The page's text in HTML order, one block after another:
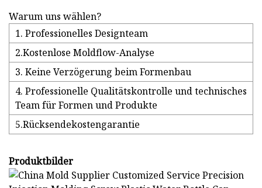
Warum uns wählen?
1. Professionelles Designteam
2.Kostenlose Moldflow-Analyse
3. Keine Verzögerung beim Formenbau
4. Professionelle Qualitätskontrolle und technisches
Team für Formen und Produkte
5.Rücksendekostengarantie
Produktbilder